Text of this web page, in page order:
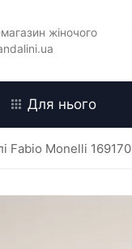
жіночого
Для нього
Fabio Monelli 169170